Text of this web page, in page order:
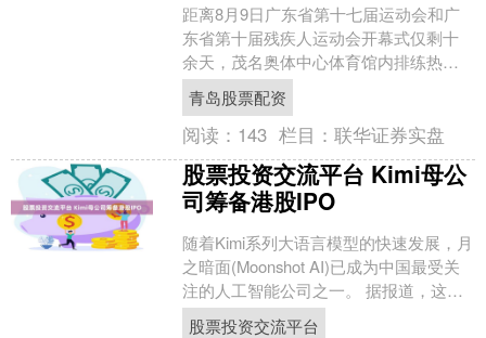
距离8月9日广东省第十七届运动会和广
东省第十届残疾人运动会开幕式仅剩十
余天，茂名奥体中心体育馆内排练热度
丝毫不输窗外骄阳。7月27日青岛股票配
资，开幕式迎来首次....
青岛股票配资
阅读： 143 栏目：联华证券实盘
股票投资交流平台 Kimi母公
司筹备港股IPO
随着Kimi系列大语言模型的快速发展，月
之暗面(Moonshot AI)已成为中国最受关
注的人工智能公司之一。 据报道，这家
总部位于北京的公司目前正在为赴港IP....
股票投资交流平台